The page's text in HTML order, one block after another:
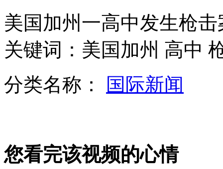
驴友被困西沙4天获救 救助耗资40万
中国战机抵近钓鱼岛 回应日飞机频繁跟踪
美国加州一高中发生枪
关键词：美国加州 高中
分类名称：
国际新闻
您看完该视频的心情